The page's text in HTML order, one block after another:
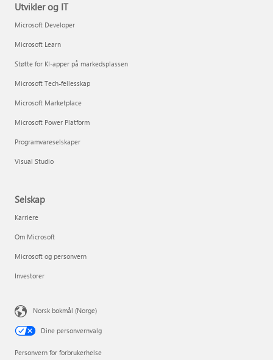
Utvikler og IT
Microsoft Developer
Microsoft Learn
Støtte for KI-apper på markedsplassen
Microsoft Tech-fellesskap
Microsoft Marketplace
Microsoft Power Platform
Programvareselskaper
Visual Studio
Selskap
Karriere
Om Microsoft
Microsoft og personvern
Investorer
Norsk bokmål (Norge)
Dine personvernvalg
Personvern for forbrukerhelse